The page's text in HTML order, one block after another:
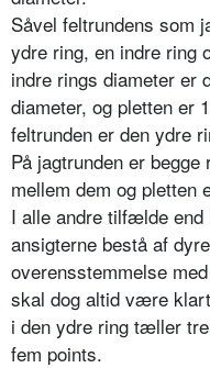
Såvel feltrundens som
ydre ring, en indre ring
indre rings diameter er
diameter, og pletten er
feltrunden er den ydre
På jagtrunden er
mellem dem og pletten
I alle andre tilfælde end
ansigterne bestå af
overensstemmelse
skal dog altid være
i den ydre ring tæller
fem points.